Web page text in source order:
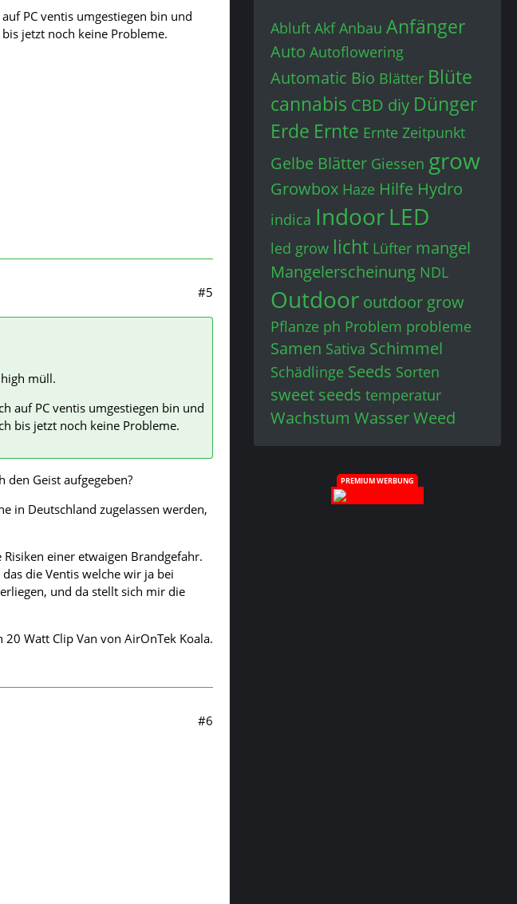
PC ventis umgestiegen bin und
jetzt noch keine Probleme.
#5
müll.
auf PC ventis umgestiegen bin und
bis jetzt noch keine Probleme.
den Geist aufgegeben?
in Deutschland zugelassen werden,
einer etwaigen Brandgefahr.
die Ventis welche wir ja bei
und da stellt sich mir die
Watt Clip Van von AirOnTek Koala.
#6
Abluft Akf Anbau Anfänger
Auto Autoflowering
Automatic Bio Blätter Blüte
cannabis CBD diy Dünger
Erde Ernte Ernte Zeitpunkt
Gelbe Blätter Giessen grow
Growbox Haze Hilfe Hydro
indica IndoorLED
led grow licht Lüfter mangel
Mangelerscheinung NDL
Outdoor outdoor grow
Pflanze ph Problem probleme
Samen Sativa Schimmel
Schädlinge Seeds Sorten
sweet seeds temperatur
Wachstum WasserWeed
PREMIUM WERBUNG